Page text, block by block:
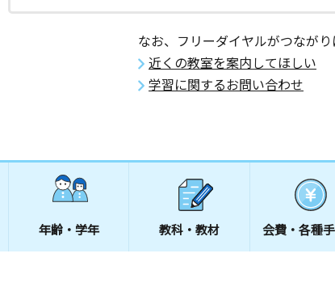
なお、フリーダイヤルがつなが
近くの教室を案内してほしい
学習に関するお問い合わせ
年齢・学年 教科・教材 会費・ 各種